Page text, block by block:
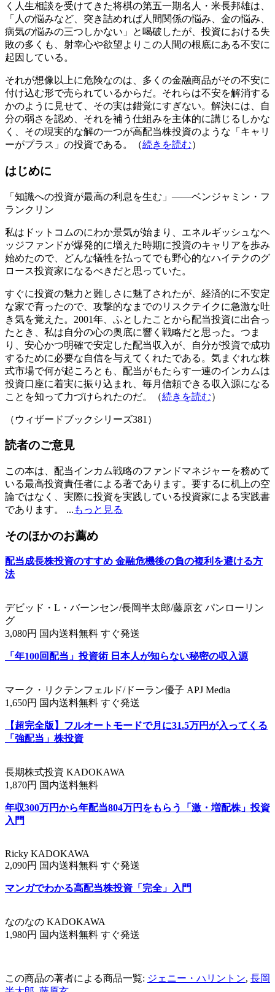
く人生相談を受けてきた将棋の第五一期名人・米長邦雄は、
「人の悩みなど、突き詰めれば人間関係の悩み、金の悩み、
病気の悩みの三つしかない」と喝破したが、投資における失
敗の多くも、射幸心や欲望よりこの人間の根底にある不安に
起因している。
それが想像以上に危険なのは、多くの金融商品がその不安に
付け込む形で売られているからだ。それらは不安を解消する
かのように見せて、その実は錯覚にすぎない。解決には、自
分の弱さを認め、それを補う仕組みを主体的に講じるしかな
く、その現実的な解の一つが高配当株投資のような「キャリ
ーがプラス」の投資である。（続きを読む）
はじめに
「知識への投資が最高の利息を生む」――ベンジャミン・フ
ランクリン
私はドットコムのにわか景気が始まり、エネルギッシュなヘ
ッジファンドが爆発的に増えた時期に投資のキャリアを歩み
始めたので、どんな犠牲を払ってでも野心的なハイテクのグ
ロース投資家になるべきだと思っていた。
すぐに投資の魅力と難しさに魅了されたが、経済的に不安定
な家で育ったので、攻撃的なまでのリスクテイクに急激な吐
き気を覚えた。2001年、ふとしたことから配当投資に出合っ
たとき、私は自分の心の奥底に響く戦略だと思った。つま
り、安心かつ明確で安定した配当収入が、自分が投資で成功
するために必要な自信を与えてくれたである。気まぐれな株
式市場で何が起ころとも、配当がもたらす一連のインカムは
投資口座に着実に振り込まれ、毎月信頼できる収入源になる
ことを知って力づけられたのだ。（続きを読む）
（ウィザードブックシリーズ381）
読者のご意見
この本は、配当インカム戦略のファンドマネジャーを務めて
いる最高投資責任者による著であります。要するに机上の空
論ではなく、実際に投資を実践している投資家による実践書
であります。 ... もっと見る
そのほかのお薦め
配当成長株投資のすすめ 金融危機後の負の複利を避ける方
法
デビッド・L・バーンセン/長岡半太郎/藤原玄 パンローリン
グ
3,080円 国内送料無料 すぐ発送
「年100回配当」投資術 日本人が知らない秘密の収入源
マーク・リクテンフェルド/ドーラン優子 APJ Media
1,650円 国内送料無料 すぐ発送
【超完全版】フルオートモードで月に31.5万円が入ってくる
「強配当」株投資
長期株式投資 KADOKAWA
1,870円 国内送料無料
年収300万円から年配当804万円をもらう「激・増配株」投資
入門
Ricky KADOKAWA
2,090円 国内送料無料 すぐ発送
マンガでわかる高配当株投資「完全」入門
なのなの KADOKAWA
1,980円 国内送料無料 すぐ発送
この商品の著者による商品一覧: ジェニー・ハリントン, 長岡